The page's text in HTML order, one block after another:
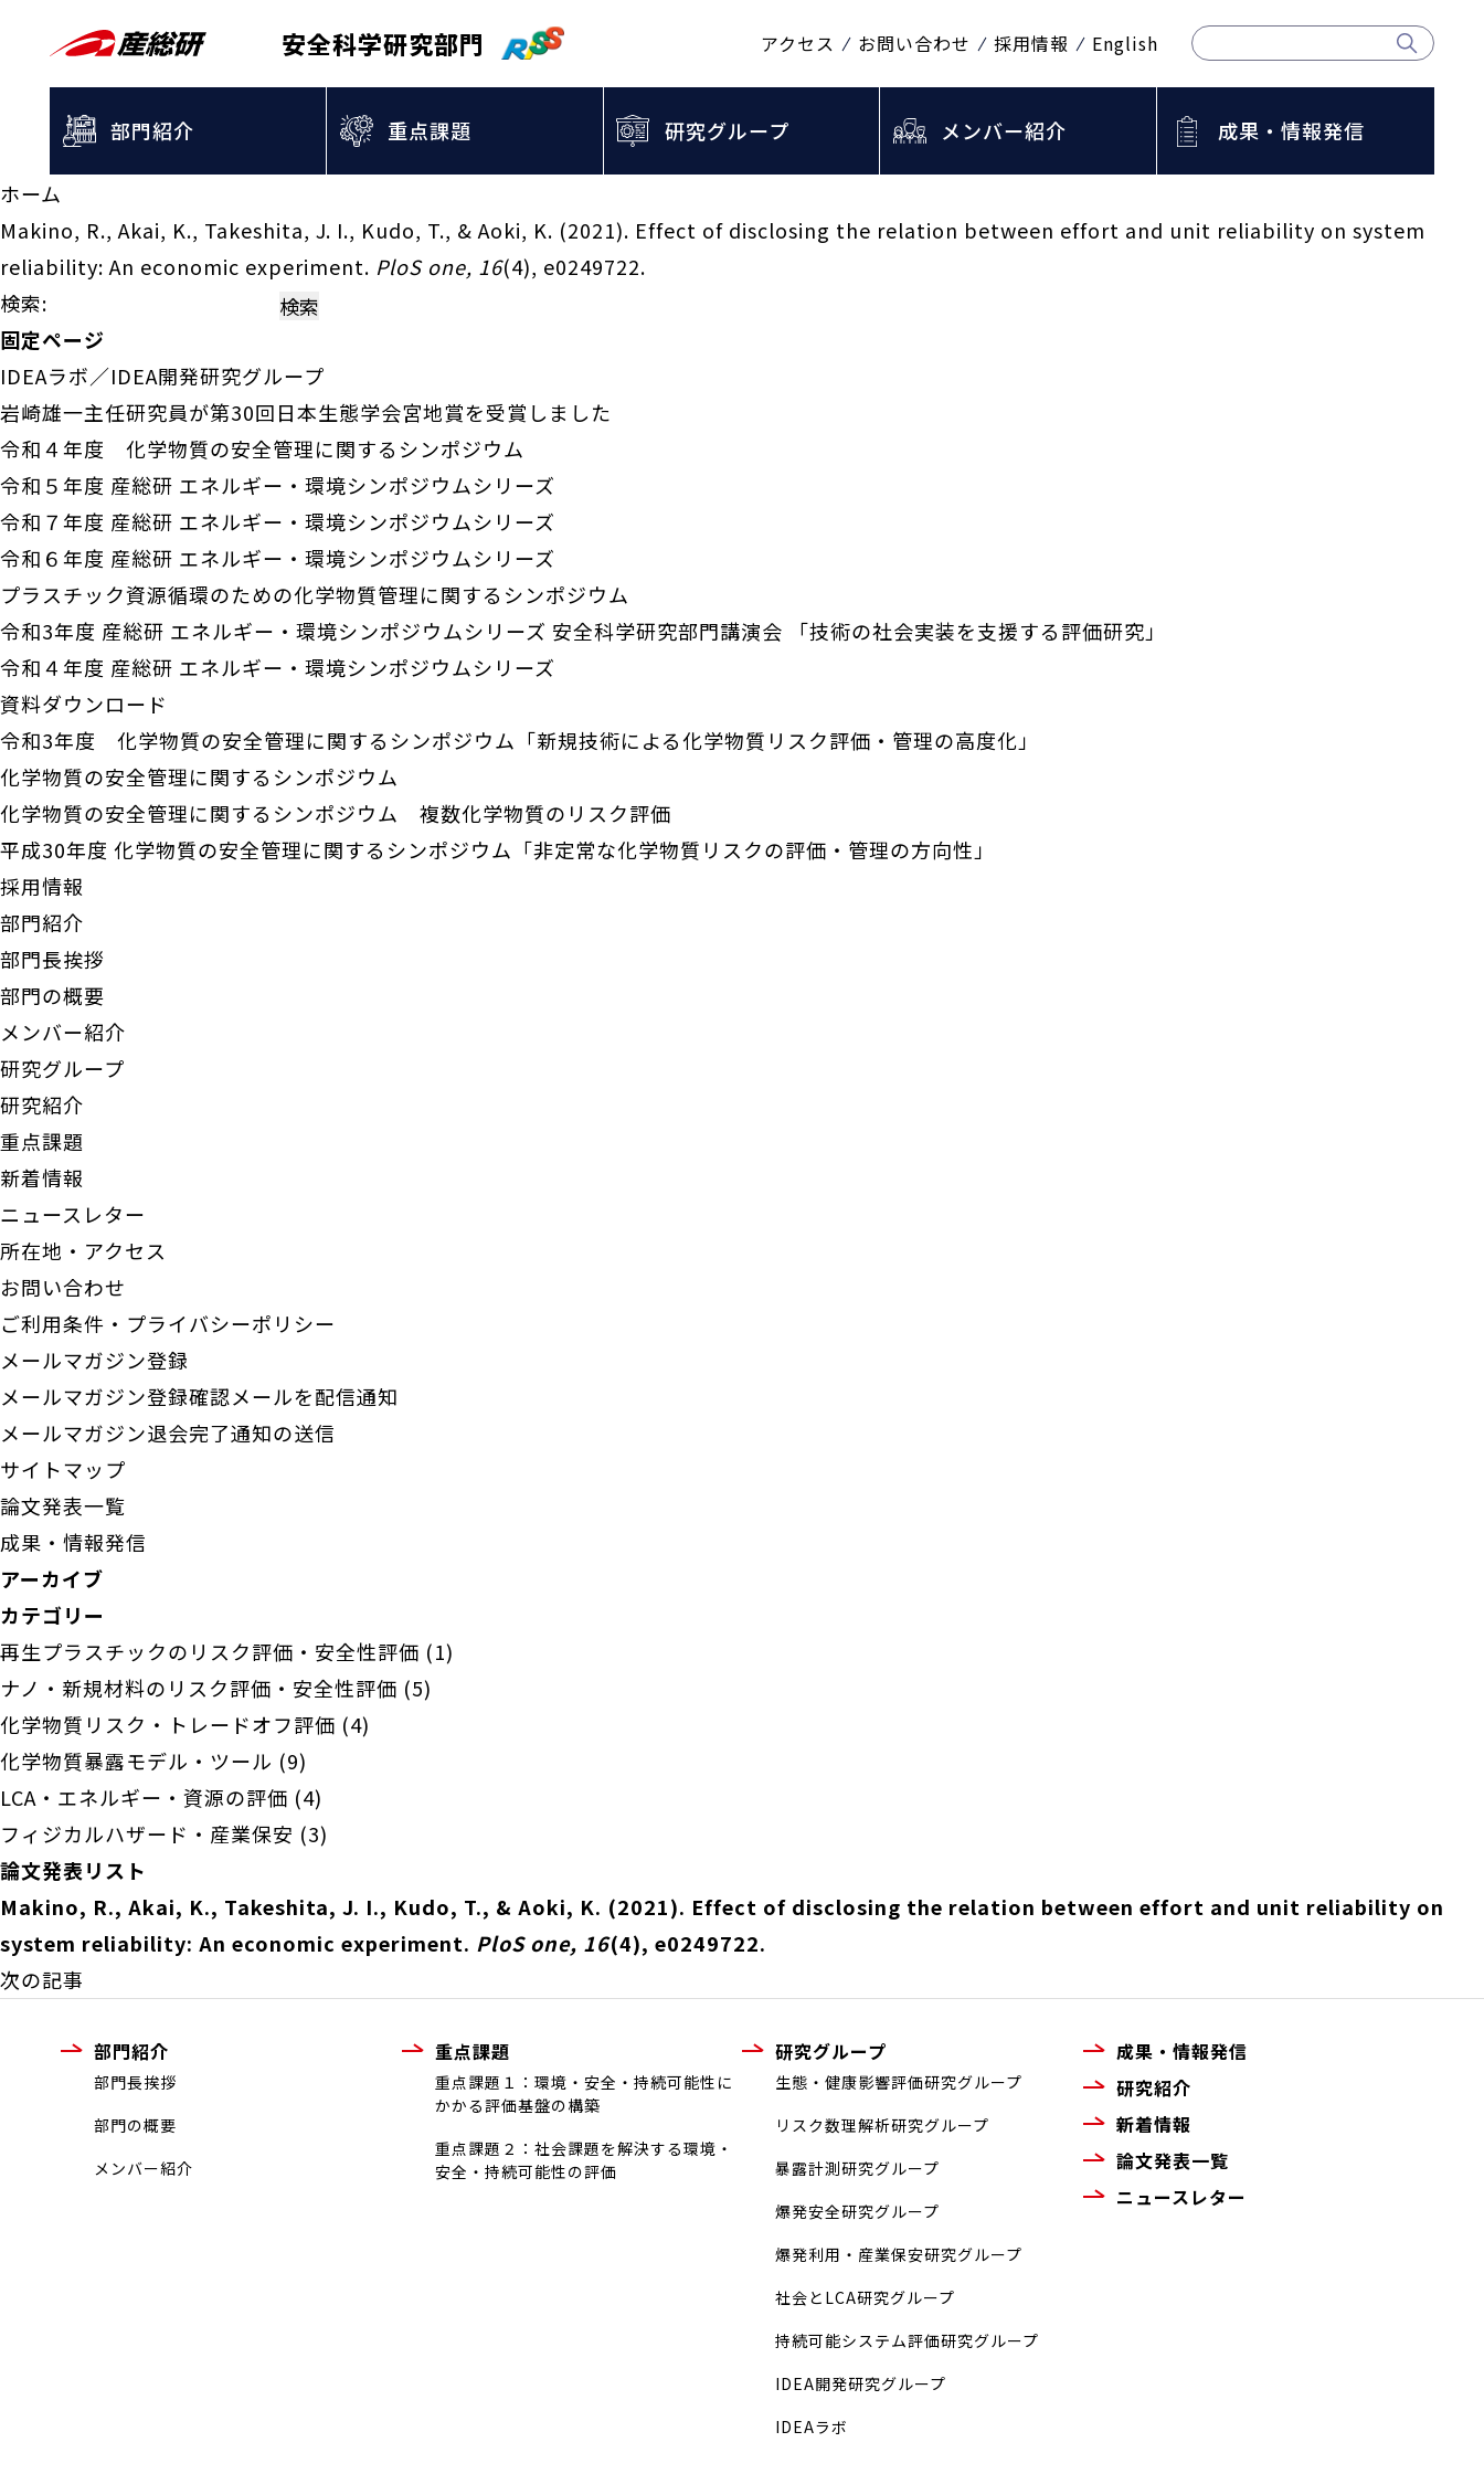
安全科学研究部門 アクセス お問い合わせ 採用情報 English
部門紹介 重点課題 研究グループ メンバー紹介 成果・情報発信
ホーム
Makino, R., Akai, K., Takeshita, J. I., Kudo, T., & Aoki, K. (2021). Effect of disclosing the relation between effort and unit reliability on system
reliability: An economic experiment. PloS one, 16(4), e0249722.
検索:
固定ページ
IDEAラボ／IDEA開発研究グループ
岩崎雄一主任研究員が第30回日本生態学会宮地賞を受賞しました
令和４年度 化学物質の安全管理に関するシンポジウム
令和５年度 産総研 エネルギー・環境シンポジウムシリーズ
令和７年度 産総研 エネルギー・環境シンポジウムシリーズ
令和６年度 産総研 エネルギー・環境シンポジウムシリーズ
プラスチック資源循環のための化学物質管理に関するシンポジウム
令和3年度 産総研 エネルギー・環境シンポジウムシリーズ 安全科学研究部門講演会 「技術の社会実装を支援する評価研究」
令和４年度 産総研 エネルギー・環境シンポジウムシリーズ
資料ダウンロード
令和3年度 化学物質の安全管理に関するシンポジウム「新規技術による化学物質リスク評価・管理の高度化」
化学物質の安全管理に関するシンポジウム
化学物質の安全管理に関するシンポジウム 複数化学物質のリスク評価
平成30年度 化学物質の安全管理に関するシンポジウム「非定常な化学物質リスクの評価・管理の方向性」
採用情報
部門紹介
部門長挨拶
部門の概要
メンバー紹介
研究グループ
研究紹介
重点課題
新着情報
ニュースレター
所在地・アクセス
お問い合わせ
ご利用条件・プライバシーポリシー
メールマガジン登録
メールマガジン登録確認メールを配信通知
メールマガジン退会完了通知の送信
サイトマップ
論文発表一覧
成果・情報発信
アーカイブ
カテゴリー
再生プラスチックのリスク評価・安全性評価 (1)
ナノ・新規材料のリスク評価・安全性評価 (5)
化学物質リスク・トレードオフ評価 (4)
化学物質暴露モデル・ツール (9)
LCA・エネルギー・資源の評価 (4)
フィジカルハザード・産業保安 (3)
論文発表リスト
Makino, R., Akai, K., Takeshita, J. I., Kudo, T., & Aoki, K. (2021). Effect of disclosing the relation between effort and unit reliability on
system reliability: An economic experiment. PloS one, 16(4), e0249722.
次の記事
部門紹介
部門長挨拶
部門の概要
メンバー紹介
重点課題
重点課題１：環境・安全・持続可能性に
かかる評価基盤の構築
重点課題２：社会課題を解決する環境・
安全・持続可能性の評価
研究グループ
生態・健康影響評価研究グループ
リスク数理解析研究グループ
暴露計測研究グループ
爆発安全研究グループ
爆発利用・産業保安研究グループ
社会とLCA研究グループ
持続可能システム評価研究グループ
IDEA開発研究グループ
IDEAラボ
成果・情報発信
研究紹介
新着情報
論文発表一覧
ニュースレター